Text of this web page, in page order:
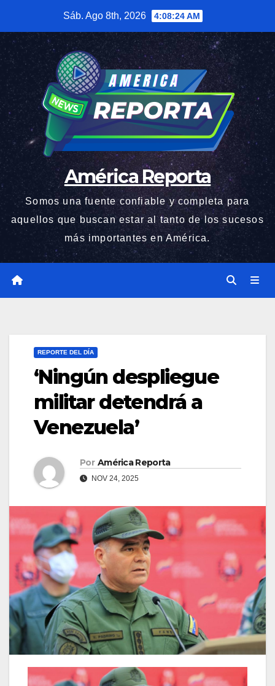
contenido
Sáb. Ago 8th, 2026 4:08:25 AM
América Reporta
Somos una fuente confiable y completa para
aquellos que buscan estar al tanto de los sucesos
más importantes en América.
REPORTE DEL DÍA
‘Ningún despliegue
militar detendrá a
Venezuela’
Por América Reporta
NOV 24, 2025